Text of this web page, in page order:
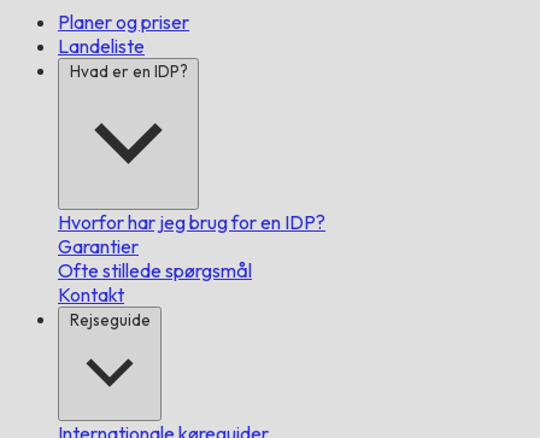
Planer og priser
Landeliste
Hvad er en IDP?
Hvorfor har jeg brug for en IDP?
Garantier
Ofte stillede spørgsmål
Kontakt
Rejseguide
Internationale køreguider